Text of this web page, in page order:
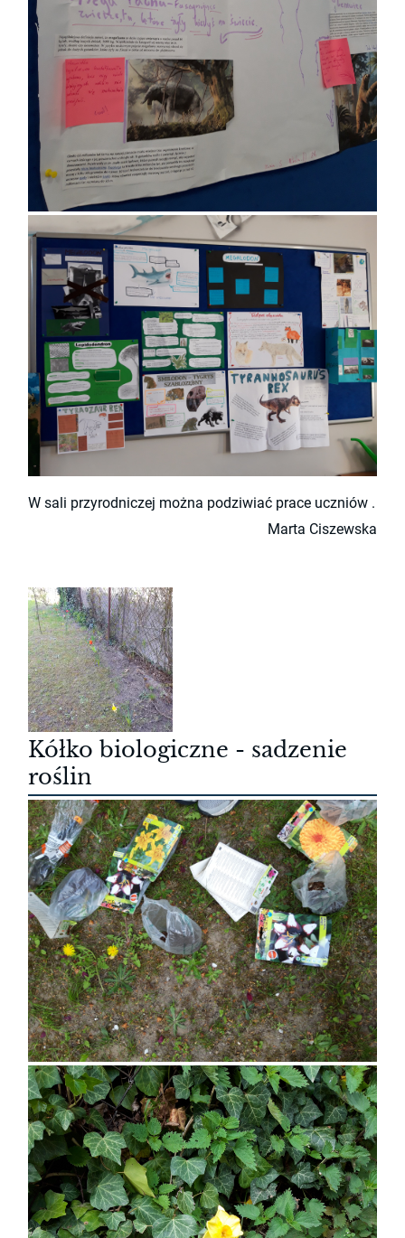
W sali przyrodniczej można podziwiać prace uczniów .
Marta Ciszewska
Kółko biologiczne - sadzenie
roślin